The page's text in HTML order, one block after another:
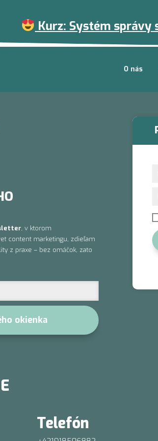
Kurz: Systém správy
O nás
, v ktorom
content marketingu, zdieľam
z praxe – bez omáčok, zato
okienka
Telefón